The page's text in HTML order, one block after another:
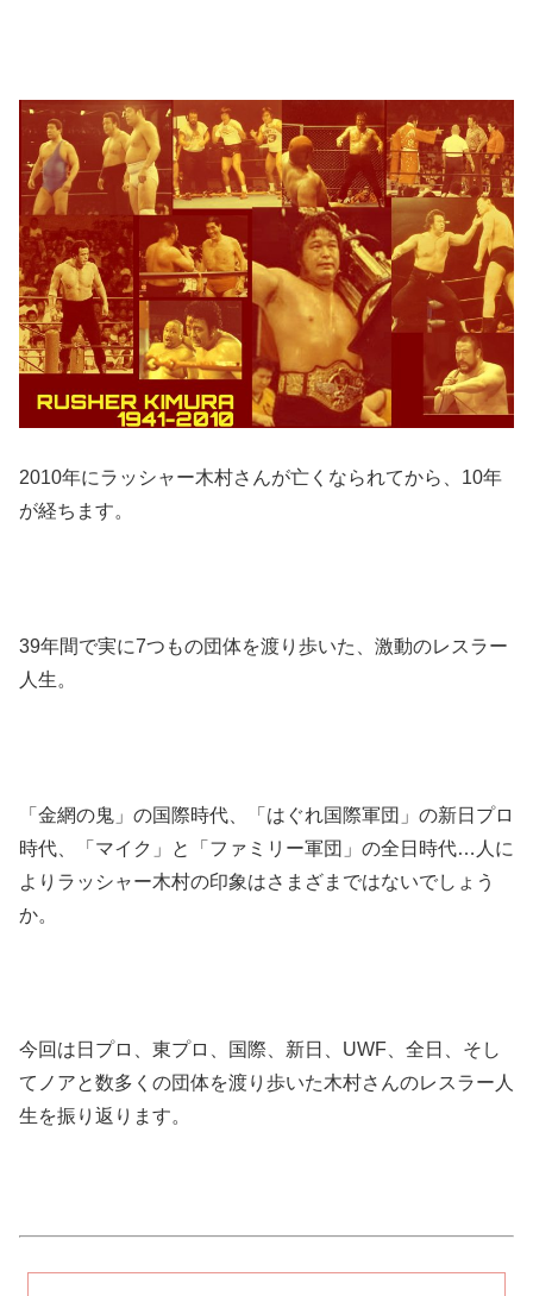
2010年にラッシャー木村さんが亡くなられてから、10年
が経ちます。
39年間で実に7つもの団体を渡り歩いた、激動のレスラー
人生。
「金網の鬼」の国際時代、「はぐれ国際軍団」の新日プロ
時代、「マイク」と「ファミリー軍団」の全日時代…人に
よりラッシャー木村の印象はさまざまではないでしょう
か。
今回は日プロ、東プロ、国際、新日、UWF、全日、そし
てノアと数多くの団体を渡り歩いた木村さんのレスラー人
生を振り返ります。